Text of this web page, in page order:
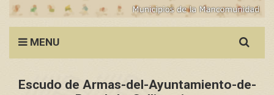
MENU
for:
Escudo de Armas-del-Ayuntamiento-de-